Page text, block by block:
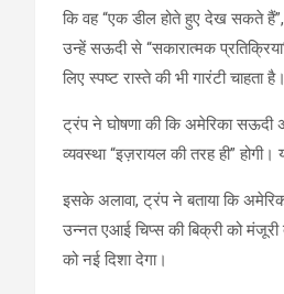
कि वह “एक डील होते हुए देख सकते हैं”,
उन्हें सऊदी से “सकारात्मक
लिए स्पष्ट रास्ते की भी गारंटी चाहता है।
ट्रंप ने घोषणा की कि अमेरिका सऊदी
व्यवस्था “इज़रायल की तरह ही”
इसके अलावा, ट्रंप ने बताया कि
उन्नत एआई चिप्स की बिक्री को
को नई दिशा देगा।